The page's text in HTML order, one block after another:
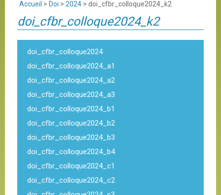
Accueil > Doi > 2024 > doi_cfbr_colloque2024_k2
doi_cfbr_colloque2024_k2
doi_cfbr_colloque2024
doi_cfbr_colloque2024_a1
doi_cfbr_colloque2024_a2
doi_cfbr_colloque2024_a3
doi_cfbr_colloque2024_b1
doi_cfbr_colloque2024_b2
doi_cfbr_colloque2024_b3
doi_cfbr_colloque2024_b4
doi_cfbr_colloque2024_c1
doi_cfbr_colloque2024_c2